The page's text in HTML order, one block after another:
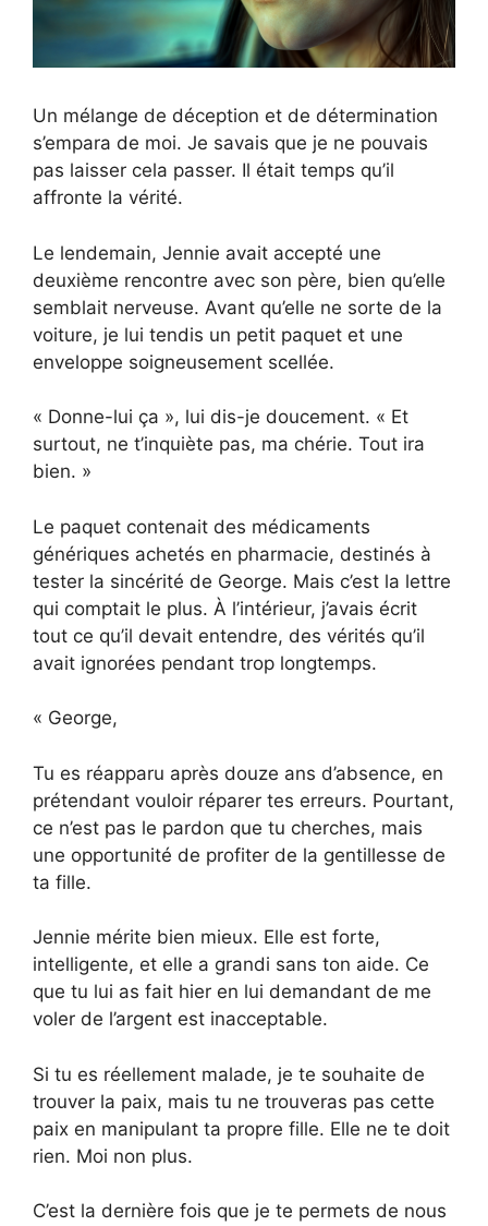
Un mélange de déception et de détermination
s’empara de moi. Je savais que je ne pouvais
pas laisser cela passer. Il était temps qu’il
affronte la vérité.
Le lendemain, Jennie avait accepté une
deuxième rencontre avec son père, bien qu’elle
semblait nerveuse. Avant qu’elle ne sorte de la
voiture, je lui tendis un petit paquet et une
enveloppe soigneusement scellée.
« Donne-lui ça », lui dis-je doucement. « Et
surtout, ne t’inquiète pas, ma chérie. Tout ira
bien. »
Le paquet contenait des médicaments
génériques achetés en pharmacie, destinés à
tester la sincérité de George. Mais c’est la lettre
qui comptait le plus. À l’intérieur, j’avais écrit
tout ce qu’il devait entendre, des vérités qu’il
avait ignorées pendant trop longtemps.
« George,
Tu es réapparu après douze ans d’absence, en
prétendant vouloir réparer tes erreurs. Pourtant,
ce n’est pas le pardon que tu cherches, mais
une opportunité de profiter de la gentillesse de
ta fille.
Jennie mérite bien mieux. Elle est forte,
intelligente, et elle a grandi sans ton aide. Ce
que tu lui as fait hier en lui demandant de me
voler de l’argent est inacceptable.
Si tu es réellement malade, je te souhaite de
trouver la paix, mais tu ne trouveras pas cette
paix en manipulant ta propre fille. Elle ne te doit
rien. Moi non plus.
C’est la dernière fois que je te permets de nous